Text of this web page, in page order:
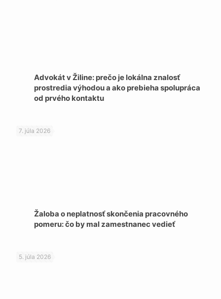
Advokát v Žiline: prečo je lokálna znalosť
prostredia výhodou a ako prebieha spolupráca
od prvého kontaktu
7. júla 2026
Žaloba o neplatnosť skončenia pracovného
pomeru: čo by mal zamestnanec vedieť
5. júla 2026